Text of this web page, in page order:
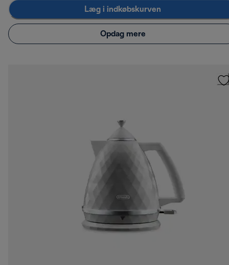
Læg i indkøbskurven
Opdag mere